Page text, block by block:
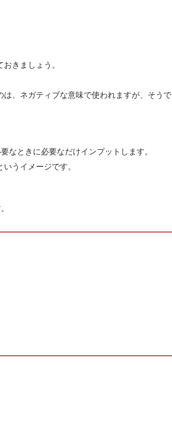
きましょう。
、ネガティブな意味で使われますが、そうで
なときに必要なだけインプットします。
うイメージです。